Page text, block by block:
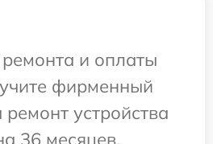
и оплаты
фирменный
устройства
36 месяцев.